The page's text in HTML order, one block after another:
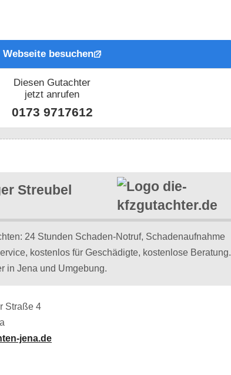
Webseite besuchen
Diesen Gutachter
jetzt anrufen
0173 9717612
Streubel
24 Stunden Schaden-Notruf, Schadenaufnahme
kostenlos für Geschädigte, kostenlose Beratung.
in Jena und Umgebung.
Straße 4
jena.de